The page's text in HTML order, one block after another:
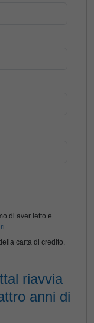
di aver letto e
carta di credito.
riavvia
anni di